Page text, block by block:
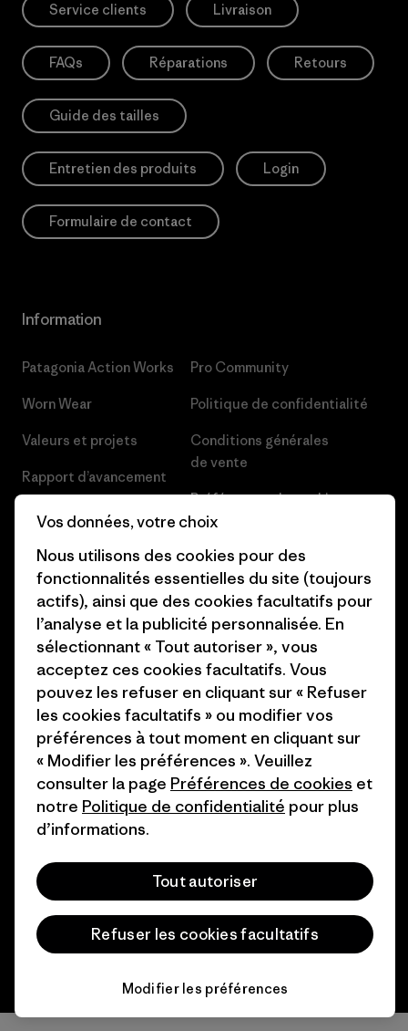
Service clients Livraison
FAQs Réparations Retours
Guide des tailles
Entretien des produits Login
Formulaire de contact
Information
Patagonia Action Works
Worn Wear
Valeurs et projets
Rapport d’avancement
Business Unusual
Objectifs climatiques
1% For The Planet
Comment nous finançons
Nos magasins
Pro Community
Politique de confidentialité
Conditions générales
de vente
Préférences de cookie
Presse et media
Industry program
Programme d’affiliation
Patagonia Suisse Plan du site
© 2026 Patagonia, Inc. All Rights Reserved.
français
Vos données, votre choix
Nous utilisons des cookies pour des
fonctionnalités essentielles du site (toujours
actifs), ainsi que des cookies facultatifs pour
l’analyse et la publicité personnalisée. En
sélectionnant « Tout autoriser », vous
acceptez ces cookies facultatifs. Vous
pouvez les refuser en cliquant sur « Refuser
les cookies facultatifs » ou modifier vos
préférences à tout moment en cliquant sur
« Modifier les préférences ». Veuillez
consulter la page Préférences de cookies et
notre Politique de confidentialité pour plus
d’informations.
Tout autoriser
Refuser les cookies facultatifs
Modifier les préférences